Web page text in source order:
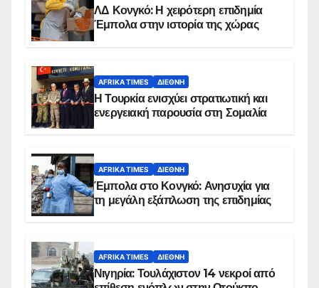
ΛΔ Κονγκό: Η χειρότερη επιδημία
Έμπολα στην ιστορία της χώρας
AFRIKA TIMES ΔΙΕΘΝΉ
Η Τουρκία ενισχύει στρατιωτική και
ενεργειακή παρουσία στη Σομαλία
AFRIKA TIMES ΔΙΕΘΝΉ
Έμπολα στο Κονγκό: Ανησυχία για
τη μεγάλη εξάπλωση της επιδημίας
AFRIKA TIMES ΔΙΕΘΝΉ
Νιγηρία: Τουλάχιστον 14 νεκροί από